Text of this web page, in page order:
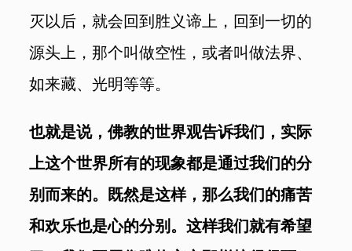
灭以后，就会回到胜义谛上，回到一切的
源头上，那个叫做空性，或者叫做法界、
如来藏、光明等等。
也就是说，佛教的世界观告诉我们，实际
上这个世界所有的现象都是通过我们的分
别而来的。既然是这样，那么我们的痛苦
和欢乐也是心的分别。这样我们就有希望